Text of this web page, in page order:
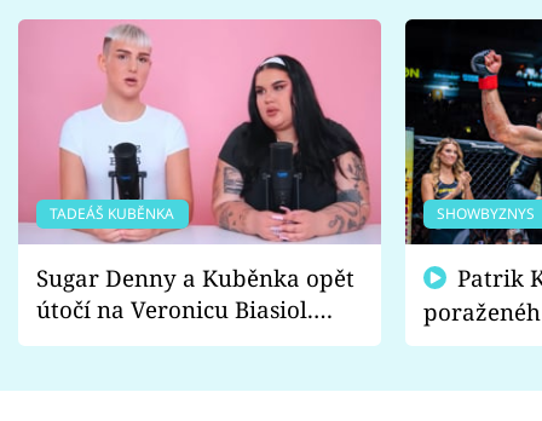
TADEÁŠ KUBĚNKA
Sugar Denny a Kuběnka opět
útočí na Veronicu Biasiol.
Proč je podle nich falešná a
SHOWBYZNYS
fanoušci